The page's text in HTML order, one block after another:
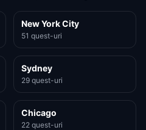
New York City
51 quest-uri
Sydney
29 quest-uri
Chicago
22 quest-uri